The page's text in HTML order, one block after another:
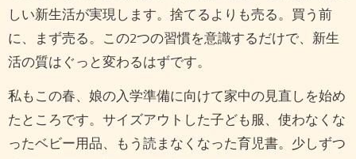
しい新生活が実現します。捨てるよりも売る。買う前
に、まず売る。この2つの習慣を意識するだけで、新生
活の質はぐっと変わるはずです。
私もこの春、娘の入学準備に向けて家中の見直しを始め
たところです。サイズアウトした子ども服、使わなくな
ったベビー用品、もう読まなくなった育児書。少しずつ